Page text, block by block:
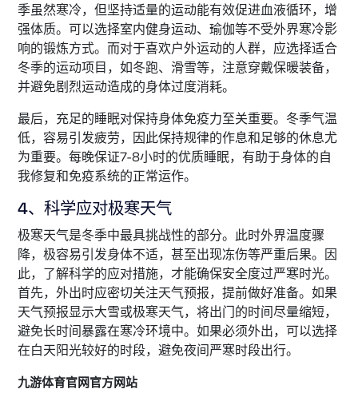
季虽然寒冷，但坚持适量的运动能有效促进血液循环，增
强体质。可以选择室内健身运动、瑜伽等不受外界寒冷影
响的锻炼方式。而对于喜欢户外运动的人群，应选择适合
冬季的运动项目，如冬跑、滑雪等，注意穿戴保暖装备，
并避免剧烈运动造成的身体过度消耗。
最后，充足的睡眠对保持身体免疫力至关重要。冬季气温
低，容易引发疲劳，因此保持规律的作息和足够的休息尤
为重要。每晚保证7-8小时的优质睡眠，有助于身体的自
我修复和免疫系统的正常运作。
4、科学应对极寒天气
极寒天气是冬季中最具挑战性的部分。此时外界温度骤
降，极容易引发身体不适，甚至出现冻伤等严重后果。因
此，了解科学的应对措施，才能确保安全度过严寒时光。
首先，外出时应密切关注天气预报，提前做好准备。如果
天气预报显示大雪或极寒天气，将出门的时间尽量缩短，
避免长时间暴露在寒冷环境中。如果必须外出，可以选择
在白天阳光较好的时段，避免夜间严寒时段出行。
九游体育官网官方网站